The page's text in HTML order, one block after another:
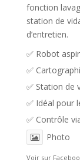
fonction
station de
d’entretien.
✅ Robot
✅
✅ Station de
✅ Idéal pour
✅ Contrôle
Photo
Voir sur